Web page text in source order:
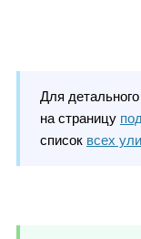
Для
на страницу
список всех